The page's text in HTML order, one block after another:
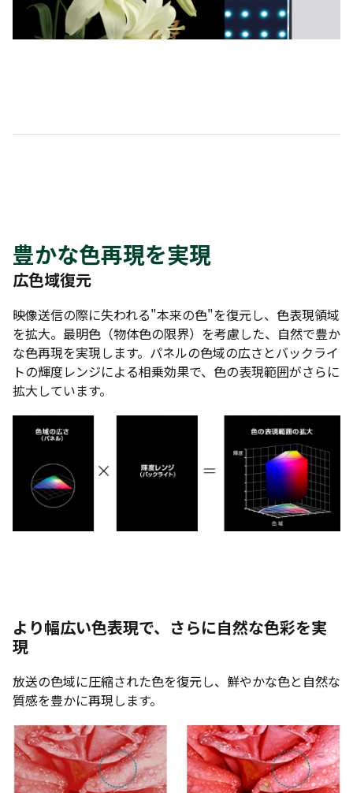
豊かな色再現を実現
広色域復元
映像送信の際に失われる"本来の色"を復元し、色表現領域
を拡大。最明色（物体色の限界）を考慮した、自然で豊か
な色再現を実現します。パネルの色域の広さとバックライ
トの輝度レンジによる相乗効果で、色の表現範囲がさらに
拡大しています。
より幅広い色表現で、さらに自然な色彩を実
現
放送の色域に圧縮された色を復元し、鮮やかな色と自然な
質感を豊かに再現します。